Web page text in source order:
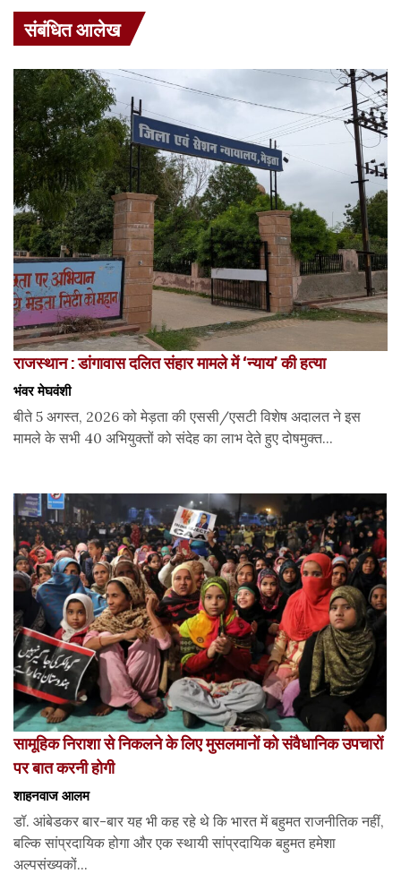
संबंधित आलेख
राजस्थान : डांगावास दलित संहार मामले में ‘न्याय’ की हत्या
भंवर मेघवंशी
बीते 5 अगस्त, 2026 को मेड़ता की एससी/एसटी विशेष अदालत ने इस
मामले के सभी 40 अभियुक्तों को संदेह का लाभ देते हुए दोषमुक्त...
सामूहिक निराशा से निकलने के लिए मुसलमानों को संवैधानिक उपचारों
पर बात करनी होगी
शाहनवाज आलम
डॉ. आंबेडकर बार-बार यह भी कह रहे थे कि भारत में बहुमत राजनीतिक नहीं,
बल्कि सांप्रदायिक होगा और एक स्थायी सांप्रदायिक बहुमत हमेशा
अल्पसंख्यकों...